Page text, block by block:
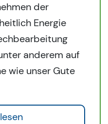
der
Energie
anderem auf
wie unser Gute